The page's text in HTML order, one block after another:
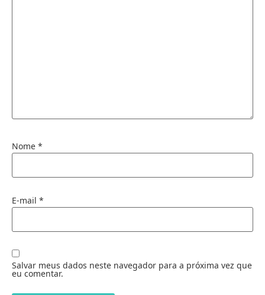
Nome *
E-mail *
Salvar meus dados neste navegador para a próxima vez que
eu comentar.